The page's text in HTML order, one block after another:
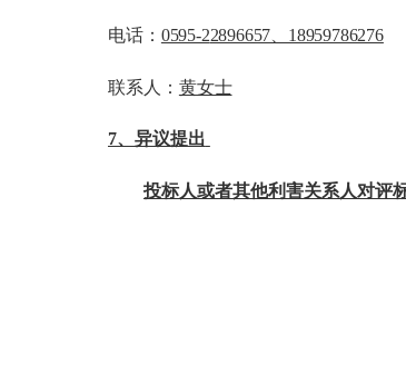
电话： 0595-22896657、18959786276
联系人： 黄女士
7、异议提出
投标人或者其他利害关系人对评